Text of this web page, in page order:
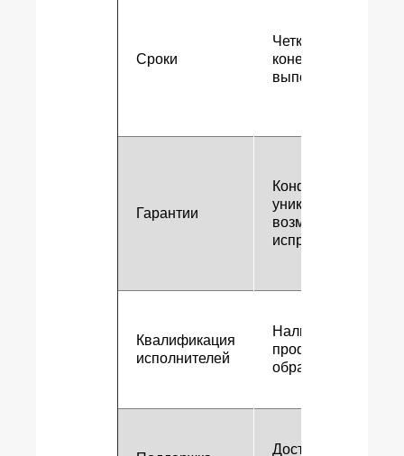
Сроки
Четкое указание
конечных сроков
выполнения работ
Гарантии
уникальность,
возможность
исправлений
Квалификация
исполнителей
Наличие
профильного
образования и
Доступность,